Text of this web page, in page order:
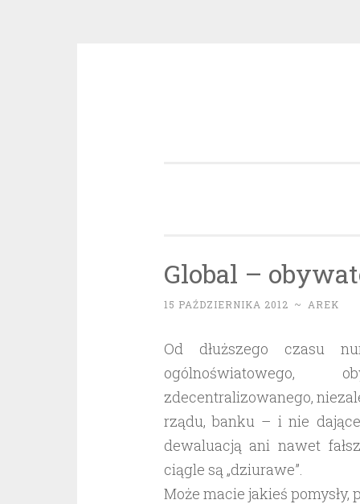
Global –
15 PAŹDZIERNIKA 2012 ~ AREK
Od dłuższego czasu
ogólnoświatowego,
zdecentralizowanego,
rządu, banku – i nie
dewaluacją ani nawet
ciągle są „dziurawe”.
Może macie jakieś pomysły,